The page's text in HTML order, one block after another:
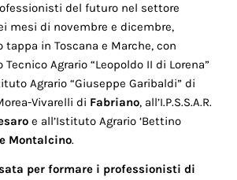
del futuro nel settore
mesi di novembre e dicembre,
tappa in Toscana e Marche, con
Agrario “Leopoldo II di Lorena”
Agrario “Giuseppe Garibaldi” di
Vivarelli di Fabriano, all’I.P.S.S.A.R.
e all’Istituto Agrario ‘Bettino
Montalcino.
per formare i professionisti di